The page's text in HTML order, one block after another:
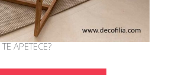
APETECE?